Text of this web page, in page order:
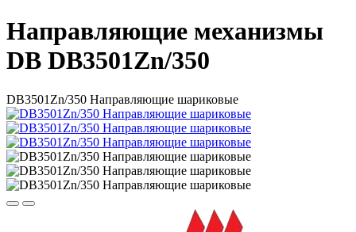
Направляющие механизмы
DB DB3501Zn/350
DB3501Zn/350 Направляющие шариковые